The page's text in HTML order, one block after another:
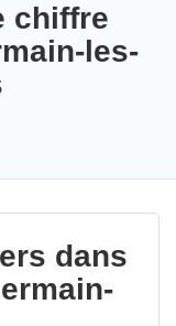
chiffre
les-
dans